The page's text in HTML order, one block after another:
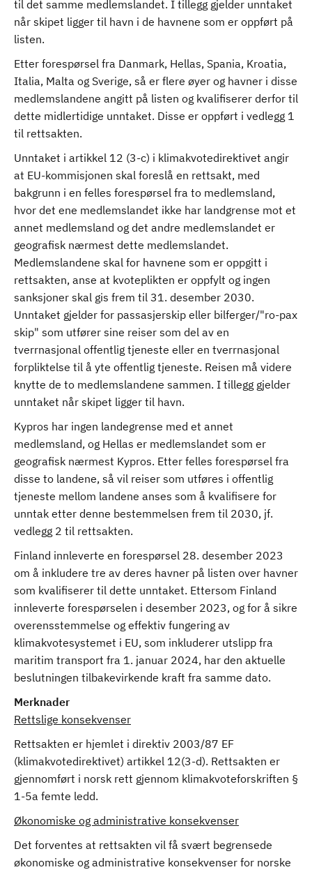
til det samme medlemslandet. I tillegg gjelder unntaket
når skipet ligger til havn i de havnene som er oppført på
listen.
Etter forespørsel fra Danmark, Hellas, Spania, Kroatia,
Italia, Malta og Sverige, så er flere øyer og havner i disse
medlemslandene angitt på listen og kvalifiserer derfor til
dette midlertidige unntaket. Disse er oppført i vedlegg 1
til rettsakten.
Unntaket i artikkel 12 (3-c) i klimakvotedirektivet angir
at EU-kommisjonen skal foreslå en rettsakt, med
bakgrunn i en felles forespørsel fra to medlemsland,
hvor det ene medlemslandet ikke har landgrense mot et
annet medlemsland og det andre medlemslandet er
geografisk nærmest dette medlemslandet.
Medlemslandene skal for havnene som er oppgitt i
rettsakten, anse at kvoteplikten er oppfylt og ingen
sanksjoner skal gis frem til 31. desember 2030.
Unntaket gjelder for passasjerskip eller bilferger/"ro-pax
skip" som utfører sine reiser som del av en
tverrnasjonal offentlig tjeneste eller en tverrnasjonal
forpliktelse til å yte offentlig tjeneste. Reisen må videre
knytte de to medlemslandene sammen. I tillegg gjelder
unntaket når skipet ligger til havn.
Kypros har ingen landegrense med et annet
medlemsland, og Hellas er medlemslandet som er
geografisk nærmest Kypros. Etter felles forespørsel fra
disse to landene, så vil reiser som utføres i offentlig
tjeneste mellom landene anses som å kvalifisere for
unntak etter denne bestemmelsen frem til 2030, jf.
vedlegg 2 til rettsakten.
Finland innleverte en forespørsel 28. desember 2023
om å inkludere tre av deres havner på listen over havner
som kvalifiserer til dette unntaket. Ettersom Finland
innleverte forespørselen i desember 2023, og for å sikre
overensstemmelse og effektiv fungering av
klimakvotesystemet i EU, som inkluderer utslipp fra
maritim transport fra 1. januar 2024, har den aktuelle
beslutningen tilbakevirkende kraft fra samme dato.
Merknader
Rettslige konsekvenser
Rettsakten er hjemlet i direktiv 2003/87 EF
(klimakvotedirektivet) artikkel 12(3-d). Rettsakten er
gjennomført i norsk rett gjennom klimakvoteforskriften §
1-5a femte ledd.
Økonomiske og administrative konsekvenser
Det forventes at rettsakten vil få svært begrensede
økonomiske og administrative konsekvenser for norske